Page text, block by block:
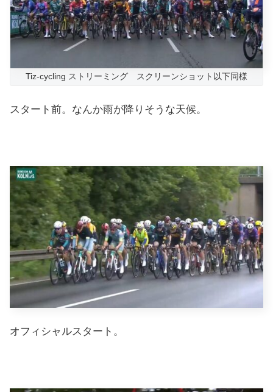
Tiz-cycling ストリーミング スクリーンショット以下同様
スタート前。なんか雨が降りそうな天候。
オフィシャルスタート。